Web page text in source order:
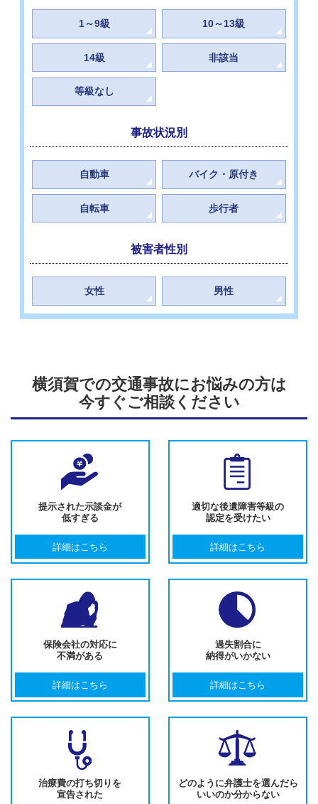
1～9級 10～13級
14級 非該当
等級なし
事故状況別
自動車 バイク・原付き
自転車 歩行者
被害者性別
女性 男性
横須賀での交通事故にお悩みの方は
今すぐご相談ください
提示された示談金が
低すぎる
詳細はこちら
適切な後遺障害等級の
認定を受けたい
詳細はこちら
保険会社の対応に
不満がある
詳細はこちら
過失割合に
納得がいかない
詳細はこちら
治療費の打ち切りを
宣告された
どのように弁護士を選んだら
いいのか分からない